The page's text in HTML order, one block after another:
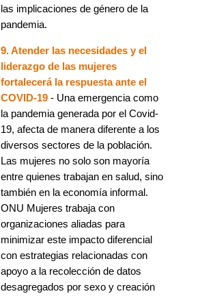
las implicaciones de género de la
pandemia.
9. Atender las necesidades y el
liderazgo de las mujeres
fortalecerá la respuesta ante el
COVID-19 - Una emergencia como
la pandemia generada por el Covid-
19, afecta de manera diferente a los
diversos sectores de la población.
Las mujeres no solo son mayoría
entre quienes trabajan en salud, sino
también en la economía informal.
ONU Mujeres trabaja con
organizaciones aliadas para
minimizar este impacto diferencial
con estrategias relacionadas con
apoyo a la recolección de datos
desagregados por sexo y creación